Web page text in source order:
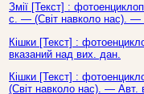
Змії [Текст] :
с. — (Світ навколо нас). —
Кішки [Текст] :
вказаний над вих. дан.
Кішки [Текст] :
(Світ навколо нас). — Авт.